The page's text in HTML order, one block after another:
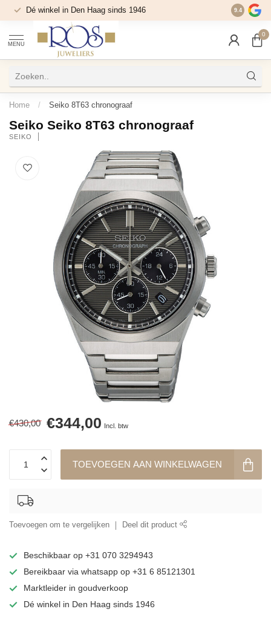
Dé winkel in Den Haag sinds 1946 9.4
MENU
0
Home / Seiko 8T63 chronograaf
Seiko Seiko 8T63 chronograaf
SEIKO
€430,00 €344,00 Incl. btw
TOEVOEGEN AAN WINKELWAGEN
Toevoegen om te vergelijken Deel dit product
Beschikbaar op +31 070 3294943
Bereikbaar via whatsapp op +31 6 85121301
Marktleider in goudverkoop
Dé winkel in Den Haag sinds 1946